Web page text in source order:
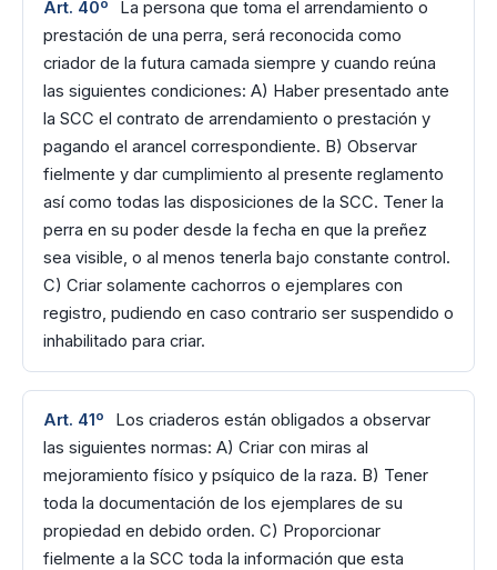
Art. 40º
La persona que toma el arrendamiento o
prestación de una perra, será reconocida como
criador de la futura camada siempre y cuando reúna
las siguientes condiciones: A) Haber presentado ante
la SCC el contrato de arrendamiento o prestación y
pagando el arancel correspondiente. B) Observar
fielmente y dar cumplimiento al presente reglamento
así como todas las disposiciones de la SCC. Tener la
perra en su poder desde la fecha en que la preñez
sea visible, o al menos tenerla bajo constante control.
C) Criar solamente cachorros o ejemplares con
registro, pudiendo en caso contrario ser suspendido o
inhabilitado para criar.
Art. 41º
Los criaderos están obligados a observar
las siguientes normas: A) Criar con miras al
mejoramiento físico y psíquico de la raza. B) Tener
toda la documentación de los ejemplares de su
propiedad en debido orden. C) Proporcionar
fielmente a la SCC toda la información que esta